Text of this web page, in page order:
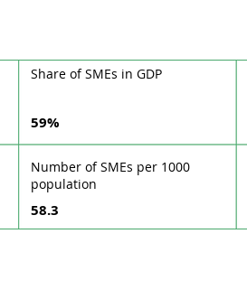
Share of SMEs in GDP
59%
Number of SMEs per 1000
population
58.3